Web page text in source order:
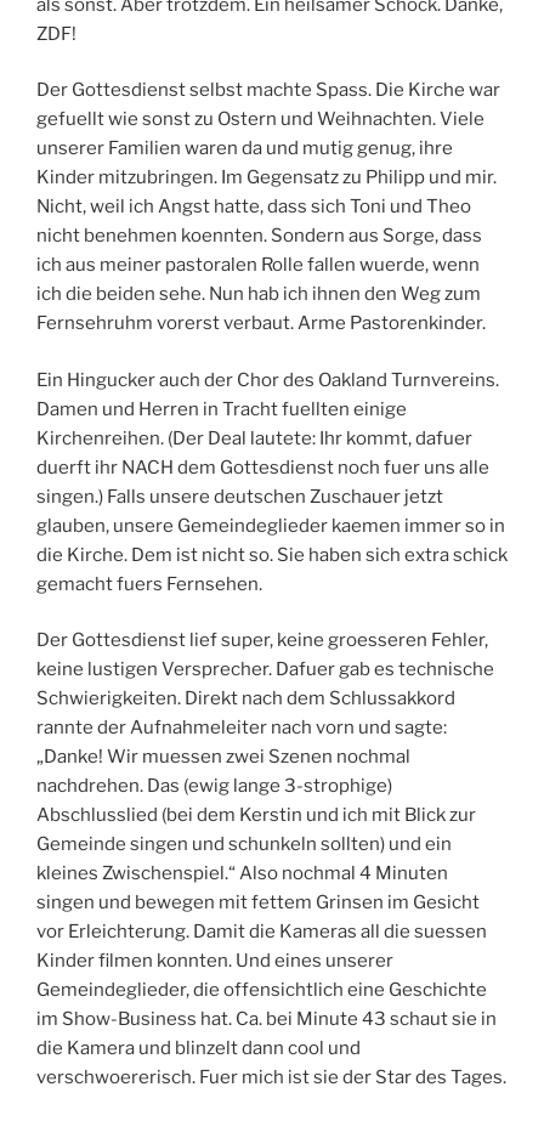
als sonst. Aber trotzdem. Ein heilsamer Schock. Danke,
ZDF!
Der Gottesdienst selbst machte Spass. Die Kirche war
gefuellt wie sonst zu Ostern und Weihnachten. Viele
unserer Familien waren da und mutig genug, ihre
Kinder mitzubringen. Im Gegensatz zu Philipp und mir.
Nicht, weil ich Angst hatte, dass sich Toni und Theo
nicht benehmen koennten. Sondern aus Sorge, dass
ich aus meiner pastoralen Rolle fallen wuerde, wenn
ich die beiden sehe. Nun hab ich ihnen den Weg zum
Fernsehruhm vorerst verbaut. Arme Pastorenkinder.
Ein Hingucker auch der Chor des Oakland Turnvereins.
Damen und Herren in Tracht fuellten einige
Kirchenreihen. (Der Deal lautete: Ihr kommt, dafuer
duerft ihr NACH dem Gottesdienst noch fuer uns alle
singen.) Falls unsere deutschen Zuschauer jetzt
glauben, unsere Gemeindeglieder kaemen immer so in
die Kirche. Dem ist nicht so. Sie haben sich extra schick
gemacht fuers Fernsehen.
Der Gottesdienst lief super, keine groesseren Fehler,
keine lustigen Versprecher. Dafuer gab es technische
Schwierigkeiten. Direkt nach dem Schlussakkord
rannte der Aufnahmeleiter nach vorn und sagte:
„Danke! Wir muessen zwei Szenen nochmal
nachdrehen. Das (ewig lange 3-strophige)
Abschlusslied (bei dem Kerstin und ich mit Blick zur
Gemeinde singen und schunkeln sollten) und ein
kleines Zwischenspiel.“ Also nochmal 4 Minuten
singen und bewegen mit fettem Grinsen im Gesicht
vor Erleichterung. Damit die Kameras all die suessen
Kinder filmen konnten. Und eines unserer
Gemeindeglieder, die offensichtlich eine Geschichte
im Show-Business hat. Ca. bei Minute 43 schaut sie in
die Kamera und blinzelt dann cool und
verschwoererisch. Fuer mich ist sie der Star des Tages.